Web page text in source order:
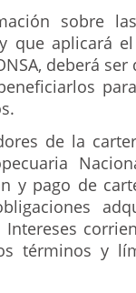
sobre
que aplicará
deberá
de la
y pago de
términos y